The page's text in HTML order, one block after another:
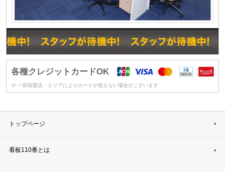
各種クレジットカードOK
※ 一部加盟店・エリアによりカードが使えない場合がございます
トップページ
看板110番とは